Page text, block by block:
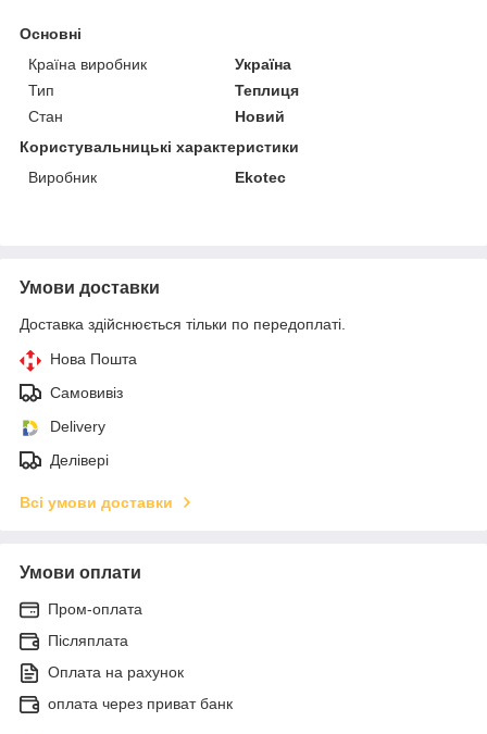
Основні
Країна виробник
Україна
Тип
Теплиця
Стан
Новий
Користувальницькі характеристики
Виробник
Ekotec
Умови доставки
Доставка здійснюється тільки по передоплаті.
Нова Пошта
Самовивіз
Delivery
Делівері
Всі умови доставки
Умови оплати
Пром-оплата
Післяплата
Оплата на рахунок
оплата через приват банк